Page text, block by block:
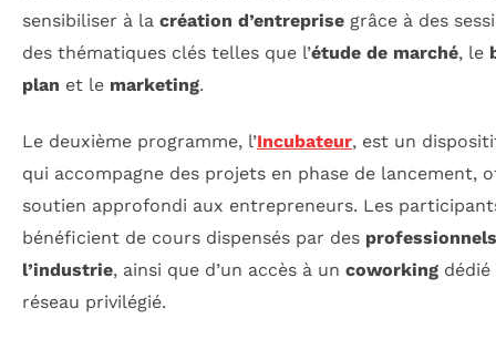
sensibiliser à la création d’entreprise grâce à des
des thématiques clés telles que l’étude de marché, le
plan et le marketing.
Le deuxième programme, l’Incubateur, est un
qui accompagne des projets en phase de lancement,
soutien approfondi aux entrepreneurs. Les
bénéficient de cours dispensés par des
l’industrie, ainsi que d’un accès à un coworking
réseau privilégié.